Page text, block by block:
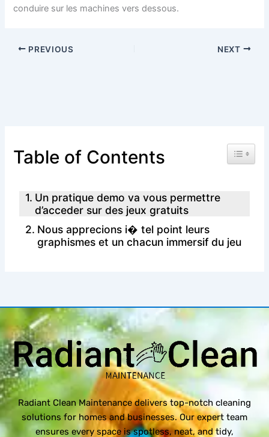
Table of Contents Toggle
Un pratique demo va vous permettre
d’acceder sur des jeux gratuits
Nous apprecions i� tel point leurs
graphismes et un chacun immersif du jeu
conduire sur les machines vers dessous.
PREVIOUS NEXT
Radiant Clean Maintenance delivers top-notch cleaning
solutions for homes and businesses. Our expert team
ensures every space is spotless, neat, and tidy,